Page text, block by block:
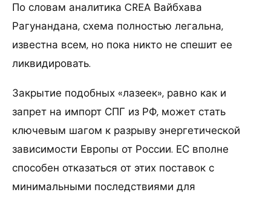
По словам аналитика CREA Вайбхава
Рагунандана, схема полностью легальна,
известна всем, но пока никто не спешит ее
ликвидировать.
Закрытие подобных «лазеек», равно как и
запрет на импорт СПГ из РФ, может стать
ключевым шагом к разрыву энергетической
зависимости Европы от России. ЕС вполне
способен отказаться от этих поставок с
минимальными последствиями для